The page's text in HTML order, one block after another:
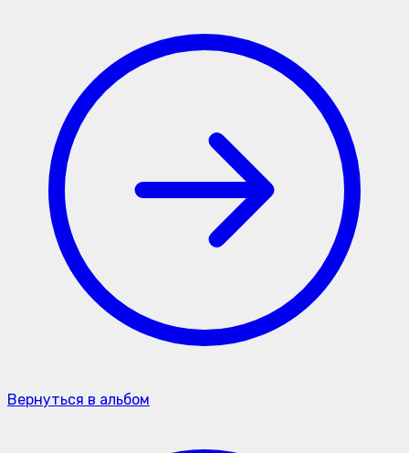
Вернуться в альбом